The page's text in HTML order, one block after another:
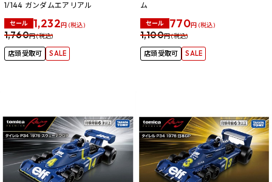
1/144 ガンダムエアリアル
セール 1,232円 (税込)
1,760円 (税込)
店頭受取可 SALE
ム
セール 770円 (税込)
1,100円 (税込)
店頭受取可 SALE